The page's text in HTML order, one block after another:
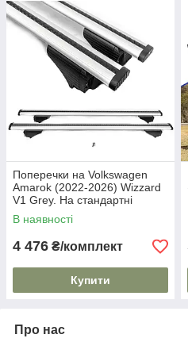
Поперечки на Volkswagen
Amarok (2022-2026) Wizzard
V1 Grey. На стандартні
рейлінги. Пластиковий ключ.
Сірі
В наявності
4 476 ₴/комплект
Купити
Про нас